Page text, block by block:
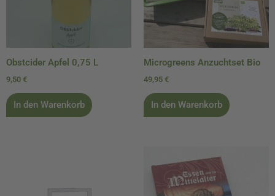
Obstcider Apfel 0,75 L
9,50 €
In den Warenkorb
Microgreens Anzuchtset Bio
49,95 €
In den Warenkorb